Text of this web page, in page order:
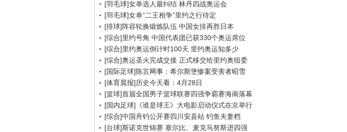
[羽毛球]女单选人最纠结 林丹四战奥运会
[羽毛球]女单“二王相争”里约之行待定
[排球]阵容轮换锻炼队伍 中国女排再胜日本
[综合]里约号角 中国代表团已获330个奥运席位
[综合]里约奥运倒计时100天 里约奥运知多少
[综合]奥运圣火完成交接 正式移交给里约奥组委
[国际足球]陈言网事：希尔斯堡惨案受害者昭雪
[体育晨报]历史今天看：4月28日
[篮球]首届全国男子篮球联赛四强争霸赛海南落幕
[国内足球]《谁是球王》大电影启动仪式在京举行
[综合]中国舟钓公开赛四川安县站 钓鱼夫妻档
[台球]斯诺克世锦赛 塞尔比、麦克马努斯进四强